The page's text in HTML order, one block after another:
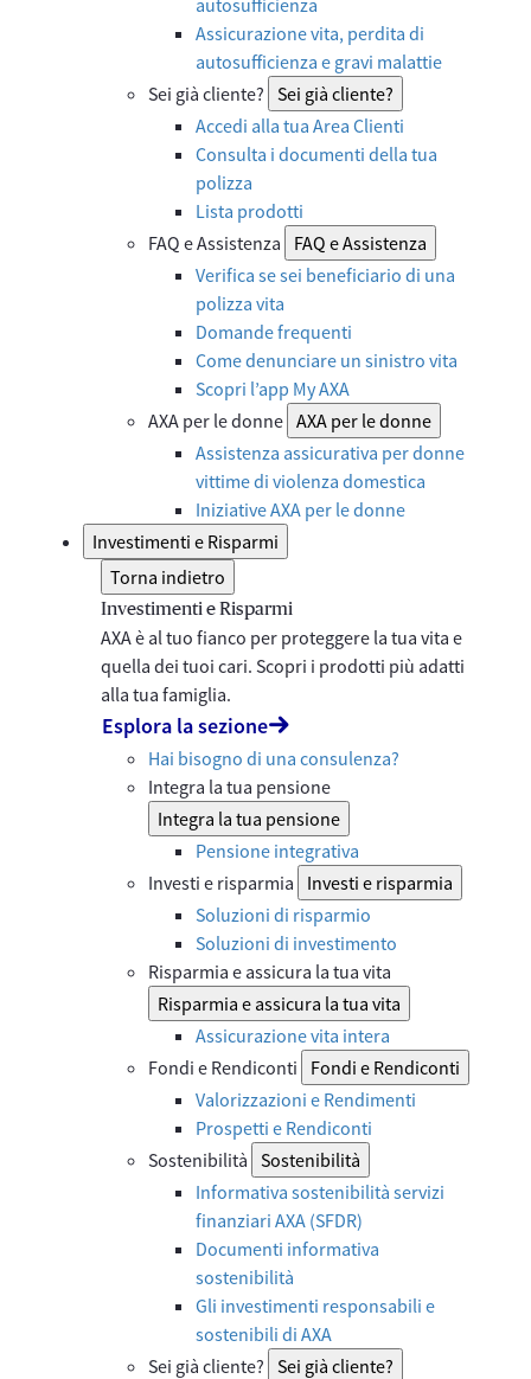
Assicurazione vita, perdita di
autosufficienza e gravi malattie
Sei già cliente? Sei già cliente?
Accedi alla tua Area Clienti
Consulta i documenti della tua
polizza
Lista prodotti
FAQ e Assistenza
FAQ e Assistenza
Verifica se sei beneficiario di una
polizza vita
Domande frequenti
Come denunciare un sinistro vita
Scopri l’app My AXA
AXA per le donne AXA per le donne
Assistenza assicurativa per donne
vittime di violenza domestica
Iniziative AXA per le donne
Investimenti e Risparmi
Torna indietro
Investimenti e Risparmi
AXA è al tuo fianco per proteggere la tua vita e
quella dei tuoi cari. Scopri i prodotti più adatti
alla tua famiglia.
Esplora la sezione
Hai bisogno di una consulenza?
Integra la tua pensione
Integra la tua pensione
Pensione integrativa
Investi e risparmia
Investi e risparmia
Soluzioni di risparmio
Soluzioni di investimento
Risparmia e assicura la tua vita
Risparmia e assicura la tua vita
Assicurazione vita intera
Fondi e Rendiconti
Fondi e Rendiconti
Valorizzazioni e Rendimenti
Prospetti e Rendiconti
Sostenibilità Sostenibilità
Informativa sostenibilità servizi
finanziari AXA (SFDR)
Documenti informativa
sostenibilità
Gli investimenti responsabili e
sostenibili di AXA
Sei già cliente? Sei già cliente?